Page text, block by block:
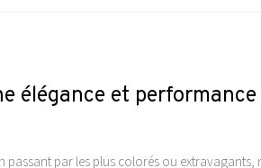
élégance et performance
passant par les plus colorés ou extravagants,